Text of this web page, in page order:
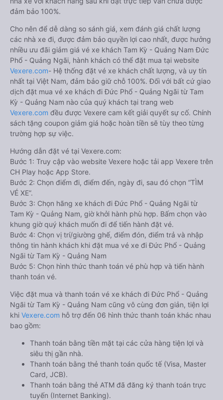
đảm bảo 100%.
Cho nên để dễ dàng so sánh giá, xem đánh giá chất lượng
các nhà xe đi, được đảm bảo quyền lợi cao nhất, được hưởng
nhiều ưu đãi giảm giá vé xe khách Tam Kỳ - Quảng Nam Đức
Phổ - Quảng Ngãi, hành khách có thể đặt mua tại website
Vexere.com- Hệ thống đặt vé xe khách chất lượng, và uy tín
nhất tại Việt Nam, đảm bảo giữ chỗ 100%. Đối với bất cứ giao
dịch đặt mua vé xe khách đi Đức Phổ - Quảng Ngãi từ Tam
Kỳ - Quảng Nam nào của quý khách tại trang web
Vexere.com đều được Vexere cam kết giải quyết sự cố. Chính
sách tặng coupon giảm giá hoặc hoàn tiền sẽ tùy theo từng
trường hợp sự việc.
Hướng dẫn đặt vé tại Vexere.com:
Bước 1: Truy cập vào website Vexere hoặc tải app Vexere trên
CH Play hoặc App Store.
Bước 2: Chọn điểm đi, điểm đến, ngày đi, sau đó chọn “TÌM
VÉ XE”.
Bước 3: Chọn hãng xe khách đi Đức Phổ - Quảng Ngãi từ
Tam Kỳ - Quảng Nam, giờ khởi hành phù hợp. Bấm chọn vào
khung giờ quý khách muốn đi để tiến hành đặt vé.
Bước 4: Chọn vị trí/giường ghế, điểm đón, điểm trả và nhập
thông tin hành khách khi đặt mua vé xe đi Đức Phổ - Quảng
Ngãi từ Tam Kỳ - Quảng Nam
Bước 5: Chọn hình thức thanh toán vé phù hợp và tiến hành
thanh toán vé.
Việc đặt mua và thanh toán vé xe khách đi Đức Phổ - Quảng
Ngãi từ Tam Kỳ - Quảng Nam cũng vô cùng đơn giản, tiện lợi
khi Vexere.com hỗ trợ đến 06 hình thức thanh toán khác nhau
bao gồm:
Thanh toán bằng tiền mặt tại các cửa hàng tiện lợi và
siêu thị gần nhà.
Thanh toán bằng thẻ thanh toán quốc tế (Visa, Master
Card, JCB).
Thanh toán bằng thẻ ATM đã đăng ký thanh toán trực
tuyến (Internet Banking).